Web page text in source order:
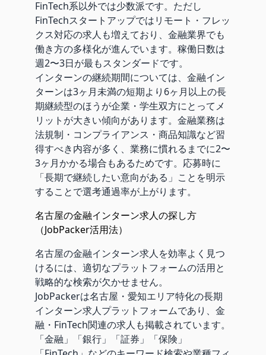
FinTech系以外では少数派です。ただし
FinTechスタートアップではリモート・フレッ
クス対応の求人も増えており、金融業界でも
働き方の多様化が進んでいます。稼働日数は
週2〜3日が最もスタンダードです。
インターンの継続期間については、金融イン
ターンは3ヶ月未満の短期より6ヶ月以上の長
期継続型のほうが企業・学生双方にとってメ
リットが大きい傾向があります。金融業務は
法規制・コンプライアンス・商品知識など習
得すべき内容が多く、業務に慣れるまでに2〜
3ヶ月かかる場合もあるためです。応募時に
「長期で継続したい意向がある」ことを明示
することで選考通過率が上がります。
名古屋の金融インターン求人の探し方
（JobPacker活用法）
名古屋の金融インターン求人を効率よく見つ
けるには、適切なプラットフォームの活用と
戦略的な検索が欠かせません。
JobPackerは名古屋・愛知エリア特化の長期
インターン求人プラットフォームであり、金
融・FinTech関連の求人も掲載されています。
「金融」「銀行」「証券」「保険」